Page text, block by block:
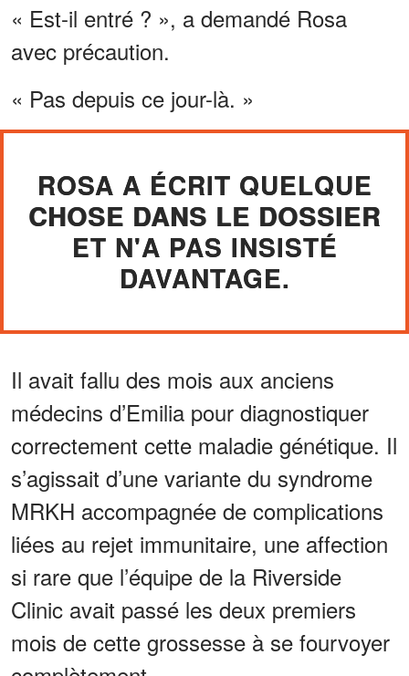
« Est-il entré ? », a demandé Rosa
avec précaution.
« Pas depuis ce jour-là. »
ROSA A ÉCRIT QUELQUE
CHOSE DANS LE DOSSIER
ET N'A PAS INSISTÉ
DAVANTAGE.
Il avait fallu des mois aux anciens
médecins d’Emilia pour diagnostiquer
correctement cette maladie génétique. Il
s’agissait d’une variante du syndrome
MRKH accompagnée de complications
liées au rejet immunitaire, une affection
si rare que l’équipe de la Riverside
Clinic avait passé les deux premiers
mois de cette grossesse à se fourvoyer